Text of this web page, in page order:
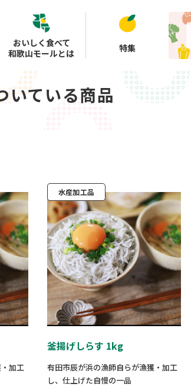
おいしく食べて
和歌山モールとは
特集
いている商品
加工
水産加工品
釜揚げしらす 1kg
有田市辰が浜の漁師自らが漁獲・加工
し、仕上げた自慢の一品